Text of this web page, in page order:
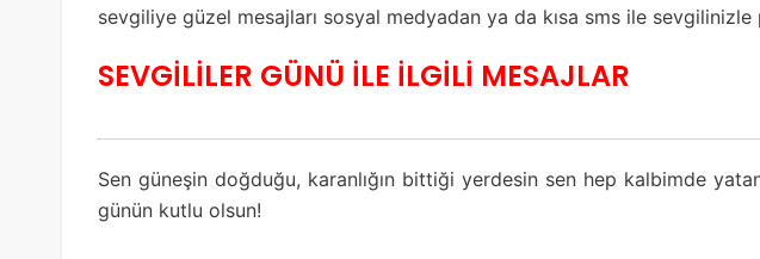
sevgiliye güzel mesajları sosyal medyadan ya da kısa sms ile
SEVGİLİLER GÜNÜ İLE İLGİLİ MESAJLAR
Sen güneşin doğduğu, karanlığın bittiği yerdesin sen hep kalbimde
günün kutlu olsun!